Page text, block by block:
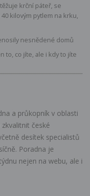
krční páteř, se
kilovým pytlem na krku,
nesnědené domů
to, co jíte, ale i kdy to jíte
a průkopník v oblasti
české
desítek specialistů
Poradna je
nejen na webu, ale i